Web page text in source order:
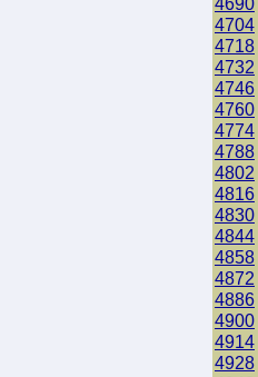
4704
4718
4732
4746
4760
4774
4788
4802
4816
4830
4844
4858
4872
4886
4900
4914
4928